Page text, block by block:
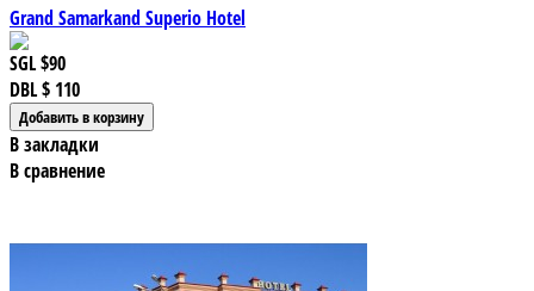
Grand Samarkand Superio Hotel
SGL$90
DBL$ 110
В закладки
В сравнение